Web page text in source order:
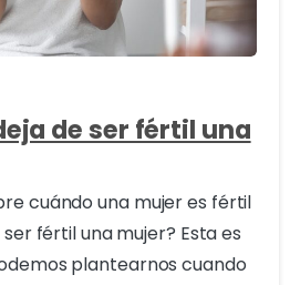
2
de ser fértil una
cuándo una mujer es fértil
fértil una mujer? Esta es
plantearnos cuando